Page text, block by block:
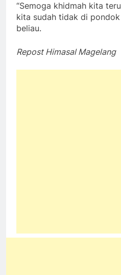
“Semoga khidmah kita
kita sudah tidak di
beliau.
Repost Himasal Magelang